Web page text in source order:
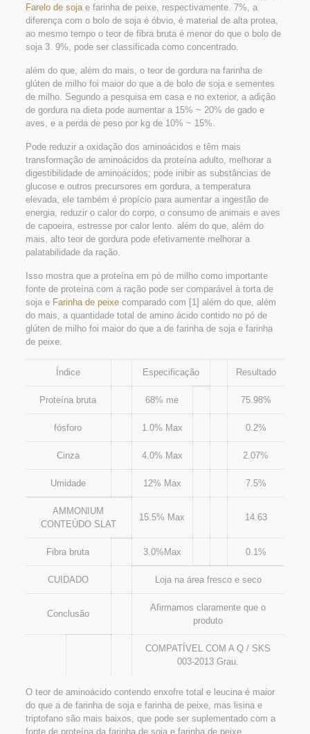
Farelo de sojae farinha de peixe, respectivamente. 7%, a
diferença com o bolo de soja é óbvio, é material de alta protea,
ao mesmo tempo o teor de fibra bruta é menor do que o bolo de
soja 3. 9%, pode ser classificada como concentrado.
além do que, além do mais, o teor de gordura na farinha de
glúten de milho foi maior do que a de bolo de soja e sementes
de milho. Segundo a pesquisa em casa e no exterior, a adição
de gordura na dieta pode aumentar a 15% ~ 20% de gado e
aves, e a perda de peso por kg de 10% ~ 15%.
Pode reduzir a oxidação dos aminoácidos e têm mais
transformação de aminoácidos da proteína adulto, melhorar a
digestibilidade de aminoácidos; pode inibir as substâncias de
glucose e outros precursores em gordura, a temperatura
elevada, ele também é propício para aumentar a ingestão de
energia, reduzir o calor do corpo, o consumo de animais e aves
de capoeira, estresse por calor lento. além do que, além do
mais, alto teor de gordura pode efetivamente melhorar a
palatabilidade da ração.
Isso mostra que a proteína em pó de milho como importante
fonte de proteína com a ração pode ser comparável à torta de
soja e Farinha de peixecomparado com [1] além do que, além
do mais, a quantidade total de amino ácido contido no pó de
glúten de milho foi maior do que a de farinha de soja e farinha
de peixe.
Índice Especificação Resultado
Proteína bruta 68% me 75.98%
fósforo 1.0% Max 0.2%
Cinza 4.0% Max 2.07%
Umidade 12% Max 7.5%
AMMONIUM
CONTEÚDO SLAT
15.5% Max 14.63
Fibra bruta 3.0%Max 0.1%
CUIDADO Loja na área fresco e seco
Conclusão
Afirmamos claramente que o
produto
COMPATÍVEL COM A Q / SKS
003-2013 Grau.
O teor de aminoácido contendo enxofre total e leucina é maior
do que a de farinha de soja e farinha de peixe, mas lisina e
triptofano são mais baixos, que pode ser suplementado com a
fonte de proteína da farinha de soja e farinha de peixe.